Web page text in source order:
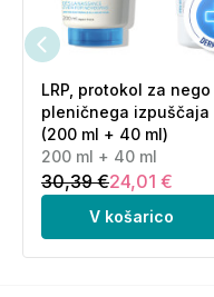
LRP, protokol za nego
pleničnega izpuščaja
(200 ml + 40 ml)
200 ml + 40 ml
30,39 €24,01 €
V košarico